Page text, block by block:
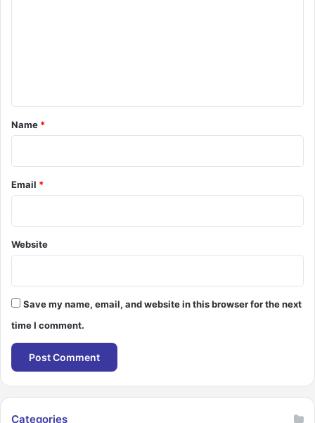
*
Name *
Email *
Website
Save my name, email, and website in this browser for the next
time I comment.
Categories